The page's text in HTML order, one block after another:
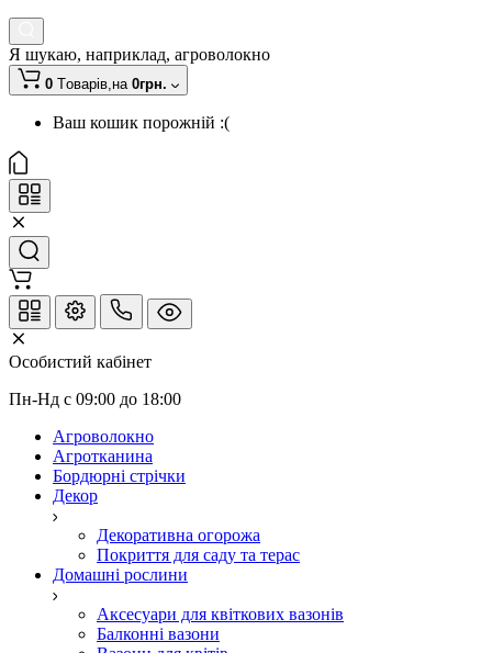
Я шукаю, наприклад, агроволокно
0 Tоварів,на 0грн.
Ваш кошик порожній :(
Особистий кабінет
Пн-Нд с 09:00 до 18:00
Агроволокно
Агротканина
Бордюрні стрічки
Декор
Декоративна огорожа
Покриття для саду та терас
Домашні рослини
Аксесуари для квіткових вазонів
Балконні вазони